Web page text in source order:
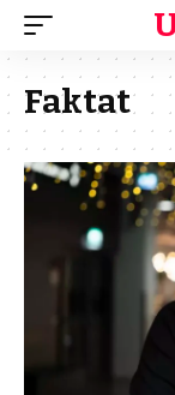
Faktat